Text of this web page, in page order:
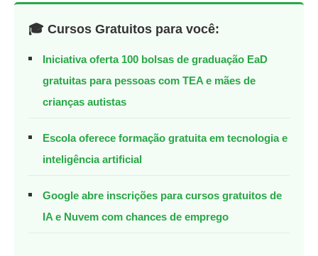
🎓 Cursos Gratuitos para você:
Iniciativa oferta 100 bolsas de graduação EaD
gratuitas para pessoas com TEA e mães de
crianças autistas
Escola oferece formação gratuita em tecnologia e
inteligência artificial
Google abre inscrições para cursos gratuitos de
IA e Nuvem com chances de emprego